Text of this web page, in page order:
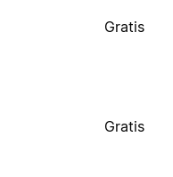
Gratis
Gratis